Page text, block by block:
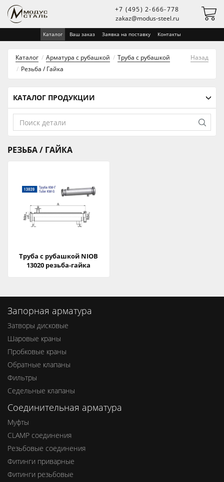
+7 (495) 2-666-778
zakaz@modus-steel.ru
Каталог Ваш заказ Заявка на поставку Контакты
Каталог Арматура с рубашкой
Труба с рубашкой
Резьба / Гайка
Назад
КАТАЛОГ ПРОДУКЦИИ
РЕЗЬБА / ГАЙКА
Труба с рубашкой NIOB
13020 резьба-гайка
Запорная арматура
Затворы дисковые
Шаровые краны
Пробковые краны
Обратные клапаны
Фильтры
Седельные клапаны
Соединительная арматура
Муфты
CLAMP соединения
Резьбовые соединения
Фитинги приварные
Фитинги резьбовые